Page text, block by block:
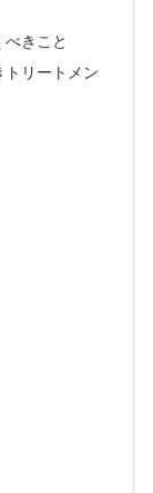
きこと
トリートメン